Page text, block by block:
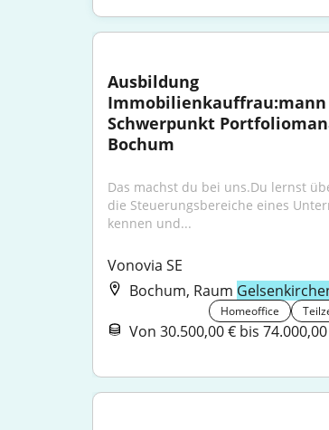
Ausbildung
Immobilienkauffrau:mann
Schwerpunkt
Bochum
Das machst du bei uns.Du lernst
die Steuerungsbereiche eines
kennen und...
Vonovia SE
Bochum, Raum
Homeoffice
Von 30.500,00 € bis